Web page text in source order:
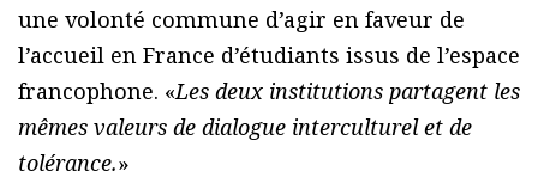
une volonté commune d’agir en faveur de
l’accueil en France d’étudiants issus de l’espace
francophone. «Les deux institutions partagent les
mêmes valeurs de dialogue interculturel et de
tolérance.»